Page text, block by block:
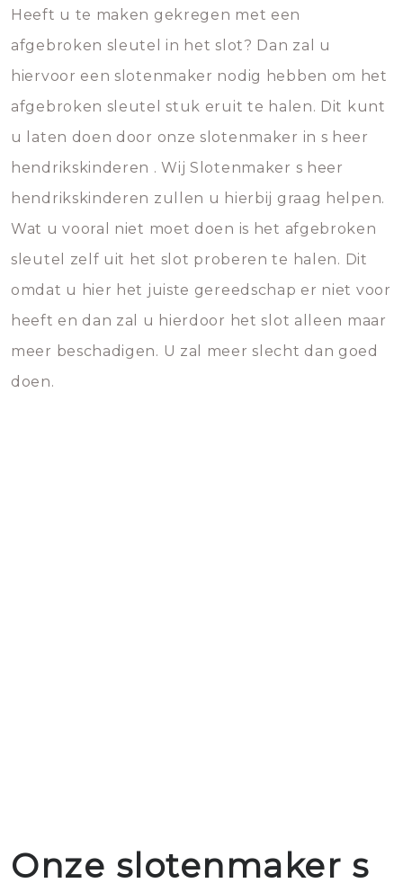
Heeft u te maken gekregen met een
afgebroken sleutel in het slot? Dan zal u
hiervoor een slotenmaker nodig hebben om het
afgebroken sleutel stuk eruit te halen. Dit kunt
u laten doen door onze slotenmaker in s heer
hendrikskinderen . Wij Slotenmaker s heer
hendrikskinderen zullen u hierbij graag helpen.
Wat u vooral niet moet doen is het afgebroken
sleutel zelf uit het slot proberen te halen. Dit
omdat u hier het juiste gereedschap er niet voor
heeft en dan zal u hierdoor het slot alleen maar
meer beschadigen. U zal meer slecht dan goed
doen.
Onze slotenmaker s